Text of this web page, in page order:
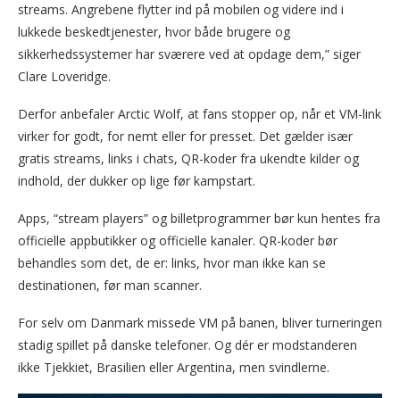
streams. Angrebene flytter ind på mobilen og videre ind i
lukkede beskedtjenester, hvor både brugere og
sikkerhedssystemer har sværere ved at opdage dem,” siger
Clare Loveridge.
Derfor anbefaler Arctic Wolf, at fans stopper op, når et VM-link
virker for godt, for nemt eller for presset. Det gælder især
gratis streams, links i chats, QR-koder fra ukendte kilder og
indhold, der dukker op lige før kampstart.
Apps, “stream players” og billetprogrammer bør kun hentes fra
officielle appbutikker og officielle kanaler. QR-koder bør
behandles som det, de er: links, hvor man ikke kan se
destinationen, før man scanner.
For selv om Danmark missede VM på banen, bliver turneringen
stadig spillet på danske telefoner. Og dér er modstanderen
ikke Tjekkiet, Brasilien eller Argentina, men svindlerne.